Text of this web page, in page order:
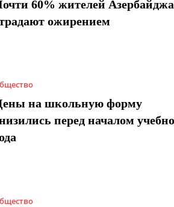
60% жителей
ожирением
на школьную форму
перед началом